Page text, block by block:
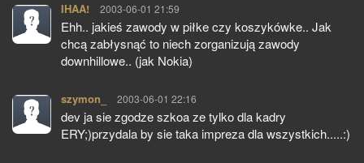
IHAA! pisze:
2003-06-01 21:59
Ehh.. jakieś zawody w piłke czy koszykówke.. Jak
chcą zabłysnąć to niech zorganizują zawody
downhillowe.. (jak Nokia)
szymon_ pisze:
2003-06-01 22:16
dev ja sie zgodze szkoa ze tylko dla kadry
ERY;)przydala by sie taka impreza dla wszystkich.....:)